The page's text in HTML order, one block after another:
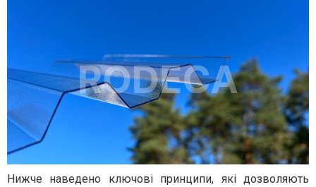
Нижче наведено ключові принципи, які дозволяють